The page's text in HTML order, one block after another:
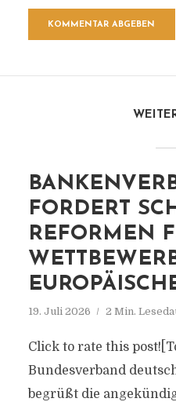
FORDERT
REFORMEN
19. Juli 2026 2 Min.
Click to rate this
Bundesverband
begrüßt die